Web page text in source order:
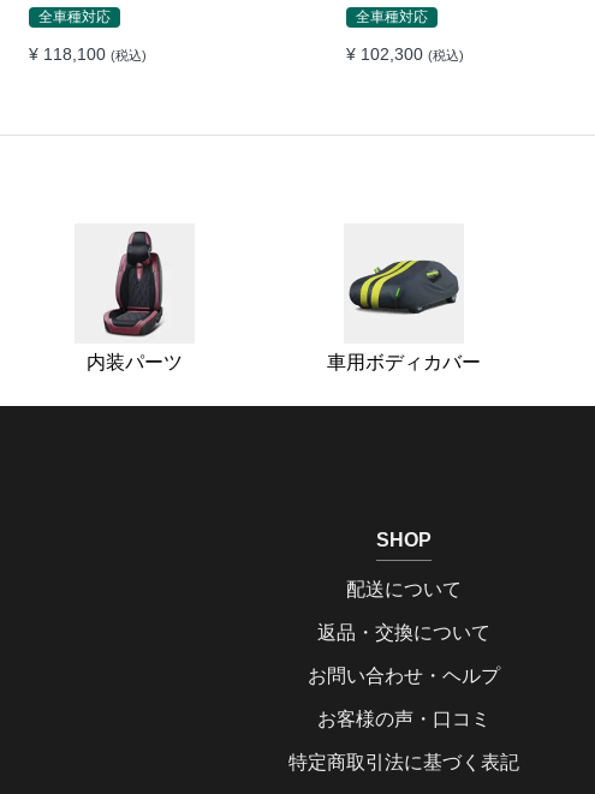
普通車 SUV
全車種対応
¥ 18,250 (税込)
車 SUV
全車種対応
¥ 19,450 (税込)
内装パーツ 車用ボディカバー
SHOP
配送について
返品・交換について
お問い合わせ・ヘルプ
お客様の声・口コミ
特定商取引法に基づく表記